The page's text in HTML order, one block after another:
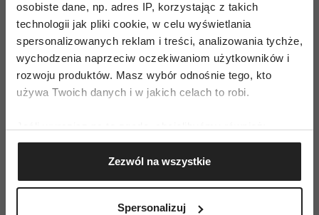
osobiste dane, np. adres IP, korzystając z takich
technologii jak pliki cookie, w celu wyświetlania
spersonalizowanych reklam i treści, analizowania tychże,
wychodzenia naprzeciw oczekiwaniom użytkowników i
rozwoju produktów. Masz wybór odnośnie tego, kto
używa Twoich danych i w jakich celach to robi.
Gromadzić dane dotyczące Twojej lokalizacji
geograficznej z dokładnością nawet do kilku metrów
Identyfikować Twoje urządzenie, aktywnie
Zezwól na wszystkie
Spersonalizuj
E-WYDANIE